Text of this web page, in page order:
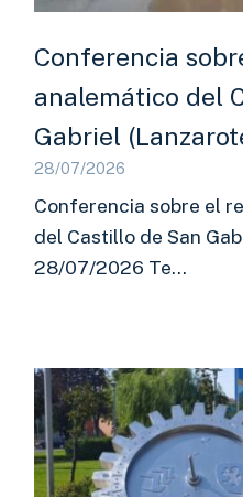
Conferencia
analemático del
Gabriel
28/07/2026
Conferencia sobre el
del Castillo de San
28/07/2026 Te…